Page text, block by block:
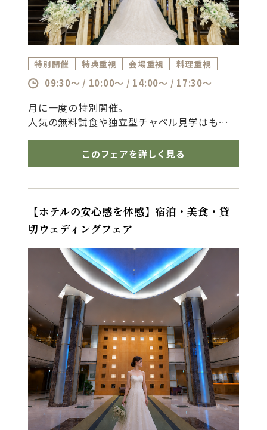
特別開催 特典重視 会場重視 料理重視
09:30～ / 10:00～ / 14:00～ / 17:30～
月に一度の特別開催。
人気の無料試食や独立型チャペル見学はもちろ
ホテルならではのおもてなしや宿泊の魅力まで
一度に体感できるプレミアムフェア
お気軽にご参加ください
このフェアを詳しく見る
【ホテルの安心感を体感】宿泊・美食・貸
切ウェディングフェア